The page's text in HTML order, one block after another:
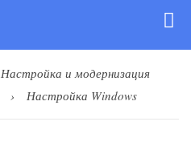
Настройка и модернизация
Настройка Windows